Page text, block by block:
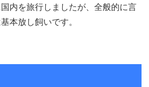
内を旅行しましたが、全般的に言
本放し飼いです。